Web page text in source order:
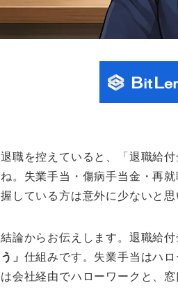
退職を控えていると、「退職給
ね。失業手当・傷病手当金・再
握している方は意外に少ないと思
結論からお伝えします。退職給付
う」 仕組みです。失業手当はハ
は会社経由でハローワークと、